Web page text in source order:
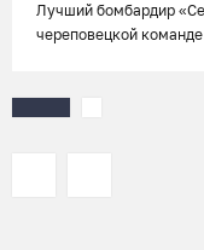
Лучший бомбардир
череповецкой команде